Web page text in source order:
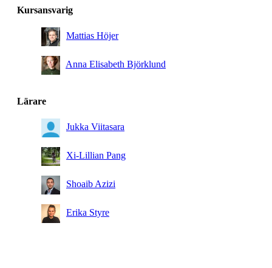
Kandidatprogram, informations- och
kommunikationsteknik, åk 3, Obligatorisk
Kursansvarig
Mattias Höjer
Anna Elisabeth Björklund
Lärare
Jukka Viitasara
Xi-Lillian Pang
Shoaib Azizi
Erika Styre